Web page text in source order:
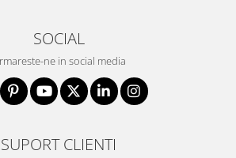
SOCIAL
ne in social media
SUPORT CLIENTI